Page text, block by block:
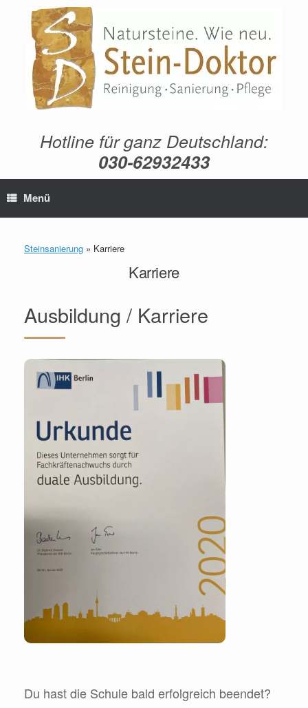
springen
Hotline für ganz Deutschland:
030-62932433
Menü
Steinsanierung » Karriere
Karriere
Ausbildung / Karriere
Du hast die Schule bald erfolgreich beendet?